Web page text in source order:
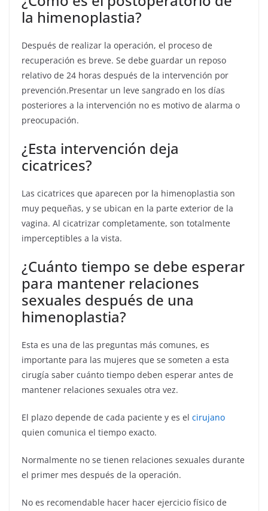
la himenoplastia?
Después de realizar la operación, el proceso de
recuperación es breve. Se debe guardar un reposo
relativo de 24 horas después de la intervención por
prevención.Presentar un leve sangrado en los días
posteriores a la intervención no es motivo de alarma o
preocupación.
¿Esta intervención deja
cicatrices?
Las cicatrices que aparecen por la himenoplastia son
muy pequeñas, y se ubican en la parte exterior de la
vagina. Al cicatrizar completamente, son totalmente
imperceptibles a la vista.
¿Cuánto tiempo se debe esperar
para mantener relaciones
sexuales después de una
himenoplastia?
Esta es una de las preguntas más comunes, es
importante para las mujeres que se someten a esta
cirugía saber cuánto tiempo deben esperar antes de
mantener relaciones sexuales otra vez.
El plazo depende de cada paciente y es el cirujano
quien comunica el tiempo exacto.
Normalmente no se tienen relaciones sexuales durante
el primer mes después de la operación.
No es recomendable hacer hacer ejercicio físico de